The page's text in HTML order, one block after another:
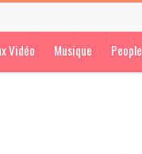
Vidéo Musique People